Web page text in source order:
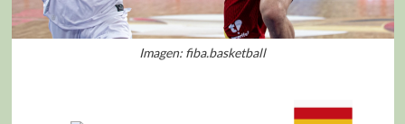
Imagen: fiba.basketball